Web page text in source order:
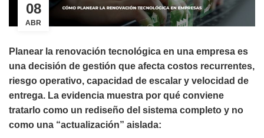
08
ABR
Planear la renovación tecnológica en una empresa es
una decisión de gestión que afecta costos recurrentes,
riesgo operativo, capacidad de escalar y velocidad de
entrega. La evidencia muestra por qué conviene
tratarlo como un rediseño del sistema completo y no
como una “actualización” aislada: